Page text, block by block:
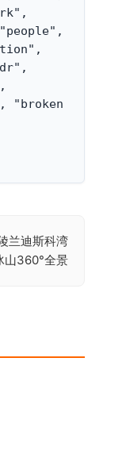
"broken
兰迪斯科湾
山360°全景